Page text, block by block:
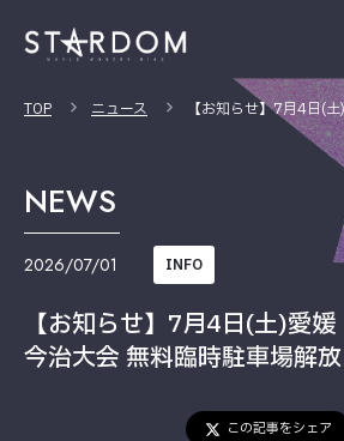
TOP ニュース 【お知らせ】7月4日(
NEWS
2026/07/01 INFO
【お知らせ】7月4日(土)愛
今治大会 無料臨時駐車場解
この記事をシェア